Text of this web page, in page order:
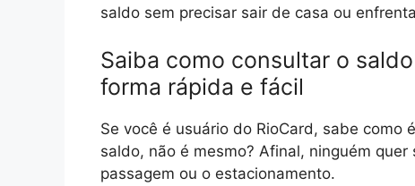
saldo sem precisar sair de casa ou
Saiba como consultar o
forma rápida e fácil
Se você é usuário do RioCard, sabe
saldo, não é mesmo? Afinal, ninguém
passagem ou o estacionamento.